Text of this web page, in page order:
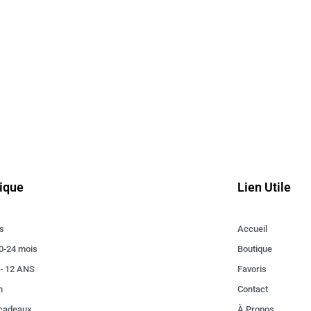
24 mois
12 ANS
Lien Utile
Accueil
Boutique
Favoris
Contact